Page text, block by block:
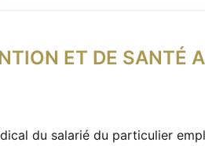
ET DE SANTÉ
du salarié du particulier